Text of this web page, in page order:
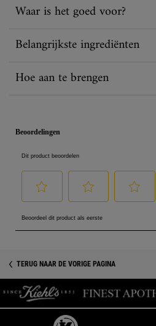
Waar is het goed voor?
Belangrijkste ingrediënten
Hoe aan te brengen
TERUG NAAR DE VORIGE PAGINA